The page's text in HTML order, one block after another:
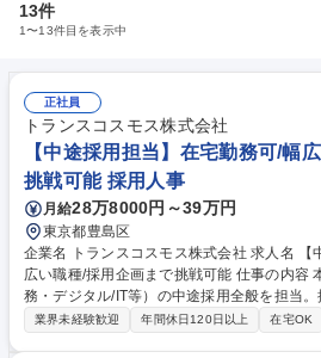
13件
1〜13件目を表示中
正社員
トランスコスモス株式会社
【中途採用担当】在宅勤務可/幅
挑戦可能 採用人事
月給28万8000円～39万円
東京都豊島区
企業名 トランスコスモス株式会社 求人名 【中途採用担当】在宅勤務可/幅
広い職種/採用企画まで挑戦可能 仕事の内容 本社系各部門（営業・経理財
務・デジタル/IT等）の中途採用全般を担当
規チャネル開拓、データ集計、業務効率化等
業界未経験歓迎 年間休日120日以上 在宅OK